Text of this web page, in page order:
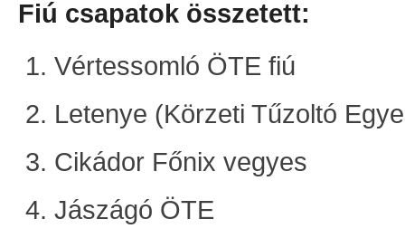
Fiú csapatok összetett:
Vértessomló ÖTE fiú
Letenye (Körzeti Tűzoltó
Cikádor Főnix vegyes
Jászágó ÖTE